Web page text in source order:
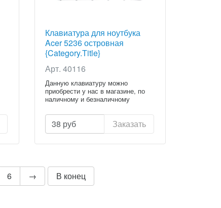
Клавиатура для ноутбука
Acer 5236 островная
{Category.Title}
Арт. 40116
Данную клавиатуру можно
приобрести у нас в магазине, по
наличному и безналичному
38 руб Заказать
6 → В конец